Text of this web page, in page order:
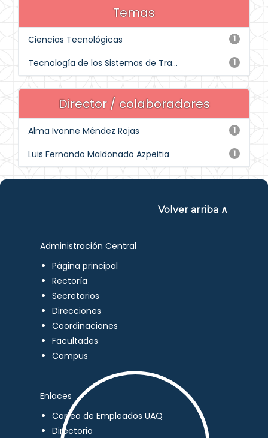
Temas
1
Ciencias Tecnológicas
1
Tecnología de los Sistemas de Tra...
Director / colaboradores
1
Alma Ivonne Méndez Rojas
1
Luis Fernando Maldonado Azpeitia
Volver arriba ∧
Administración Central
Página principal
Rectoría
Secretarios
Direcciones
Coordinaciones
Facultades
Campus
Enlaces
Correo de Empleados UAQ
Directorio